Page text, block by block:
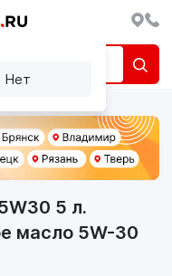
5 л.
масло 5W-30
Нет